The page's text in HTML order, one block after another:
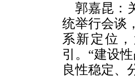
郭嘉昆：
统举行会谈
系新定位
引。“建设
良性稳定、